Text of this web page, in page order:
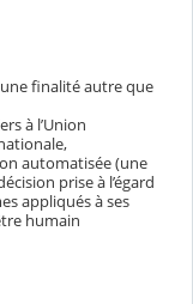
finalité autre que
à l’Union
automatisée (une
prise à l’égard
appliqués à ses
humain